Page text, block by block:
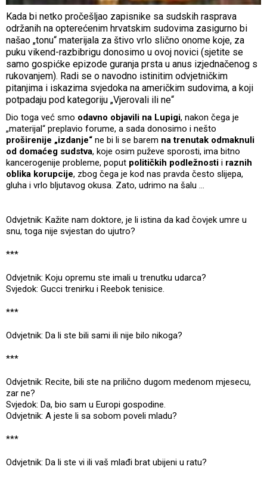
Kada bi netko pročešljao zapisnike sa sudskih rasprava
održanih na opterećenim hrvatskim sudovima zasigurno bi
našao „tonu“ materijala za štivo vrlo slično onome koje, za
puku vikend-razbibrigu donosimo u ovoj novici (sjetite se
samo gospićke epizode guranja prsta u anus izjednačenog s
rukovanjem). Radi se o navodno istinitim odvjetničkim
pitanjima i iskazima svjedoka na američkim sudovima, a koji
potpadaju pod kategoriju „Vjerovali ili ne“
Dio toga već smo odavno objavili na Lupigi, nakon čega je
„materijal“ preplavio forume, a sada donosimo i nešto
proširenije „izdanje“ ne bi li se barem na trenutak odmaknuli
od domaćeg sudstva, koje osim puževe sporosti, ima bitno
kancerogenije probleme, poput političkih podležnosti i raznih
oblika korupcije, zbog čega je kod nas pravda često slijepa,
gluha i vrlo bljutavog okusa. Zato, udrimo na šalu …
Odvjetnik: Kažite nam doktore, je li istina da kad čovjek umre u
snu, toga nije svjestan do ujutro?
***
Odvjetnik: Koju opremu ste imali u trenutku udarca?
Svjedok: Gucci trenirku i Reebok tenisice.
***
Odvjetnik: Da li ste bili sami ili nije bilo nikoga?
***
Odvjetnik: Recite, bili ste na prilično dugom medenom mjesecu,
zar ne?
Svjedok: Da, bio sam u Europi gospodine.
Odvjetnik: A jeste li sa sobom poveli mladu?
***
Odvjetnik: Da li ste vi ili vaš mlađi brat ubijeni u ratu?